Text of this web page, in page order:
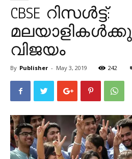
CBSE റിസൾട്ട്:
വിജയം
By Publisher - May 3, 2019 242